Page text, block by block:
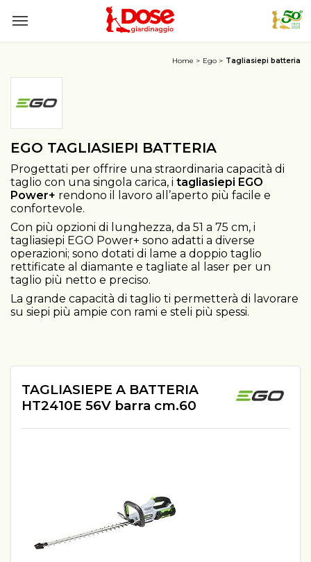
Home Ego Tagliasiepi batteria
EGO TAGLIASIEPI BATTERIA
Progettati per offrire una straordinaria capacità di
taglio con una singola carica, i tagliasiepi EGO
Power+ rendono il lavoro all’aperto più facile e
confortevole.
Con più opzioni di lunghezza, da 51 a 75 cm, i
tagliasiepi EGO Power+ sono adatti a diverse
operazioni; sono dotati di lame a doppio taglio
rettificate al diamante e tagliate al laser per un
taglio più netto e preciso.
La grande capacità di taglio ti permetterà di lavorare
su siepi più ampie con rami e steli più spessi.
TAGLIASIEPE A BATTERIA
HT2410E 56V barra cm.60